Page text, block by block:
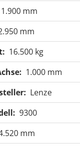
1.900 mm
mm
16.500 kg
1.000 mm
Lenze
9300
mm